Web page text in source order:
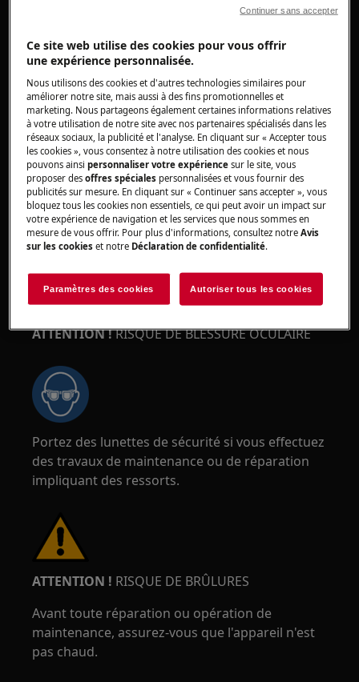
RISQUE DE BLESSURE
Faites toujours attention lorsque vous déplacez
des appareils. Pour les appareils lourds, il est
plus sûr que deux personnes les déplacent.
Utilisez toujours des gants de sécurité et des
chaussures de sécurité. Portez des gants de
sécurité en tout temps pour vous protéger des
coupures dues aux bords tranchants.
ATTENTION !RISQUE DE BLESSURE OCULAIRE
Portez des lunettes de sécurité si vous effectuez
des travaux de maintenance ou de réparation
impliquant des ressorts.
ATTENTION ! RISQUE DE BRÛLURES
Avant toute réparation ou opération de
maintenance, assurez-vous que l'appareil n'est
pas chaud.
Ce site web utilise des cookies pour vous offrir
une expérience personnalisée.
Nous utilisons des cookies et d'autres technologies similaires pour
améliorer notre site, mais aussi à des fins promotionnelles et
marketing. Nous partageons également certaines informations relatives
à votre utilisation de notre site avec nos partenaires spécialisés dans les
réseaux sociaux, la publicité et l'analyse. En cliquant sur « Accepter tous
les cookies », vous consentez à notre utilisation des cookies et nous
pouvons ainsipersonnaliser votre expériencesur le site, vous
proposer desoffres spéciales personnalisées et vous fournir des
publicités sur mesure. En cliquant sur « Continuer sans accepter », vous
bloquez tous les cookies non essentiels, ce qui peut avoir un impact sur
votre expérience de navigation et les services que nous sommes en
mesure de vous offrir. Pour plus d'informations, consultez notreAvis
sur les cookies et notre Déclaration de confidentialité.
Paramètres des cookies Autoriser tous les cookies
Continuer sans accepter